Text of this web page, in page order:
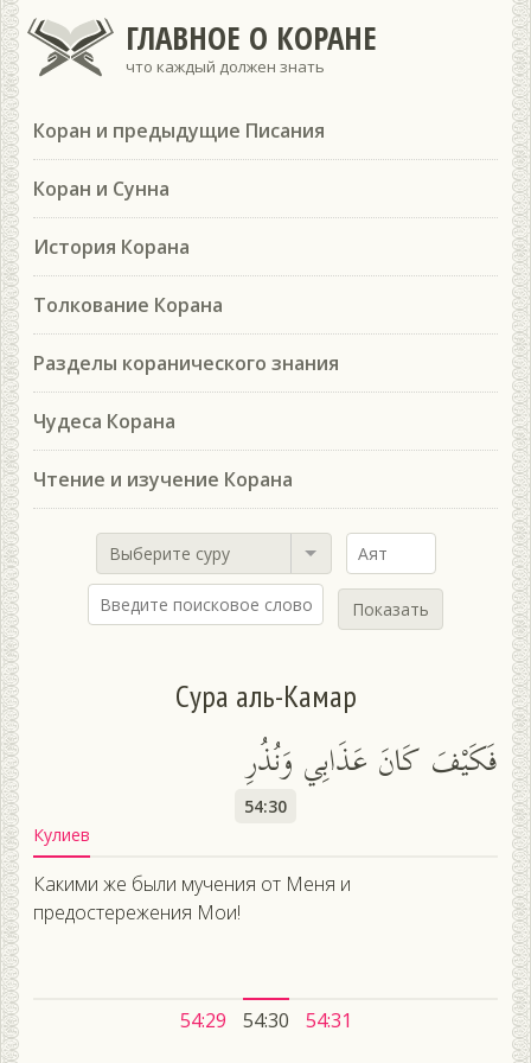
ГЛАВНОЕ О КОРАНЕ
что каждый должен знать
Коран и предыдущие Писания
Коран и Сунна
История Корана
Толкование Корана
Разделы коранического знания
Чудеса Корана
Чтение и изучение Корана
Выберите суру
Показать
Сура аль-Камар
فَكَيْفَ كَانَ عَذَابِي وَنُذُرِ
54:30
Кулиев
Какими же были мучения от Меня и
предостережения Мои!
54:29 54:30 54:31